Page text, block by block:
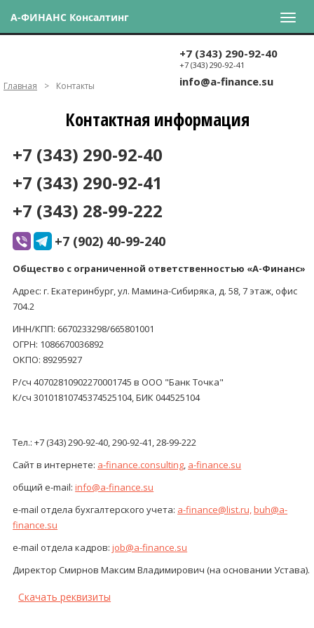
А-ФИНАНС Консалтинг
+7 (343) 290-92-40
+7 (343) 290-92-41
info@a-finance.su
Главная > Контакты
Контактная информация
+7 (343) 290-92-40
+7 (343) 290-92-41
+7 (343) 28-99-222
+7 (902) 40-99-240
Общество с ограниченной ответственностью «А-Финанс»
Адрес: г. Екатеринбург, ул. Мамина-Сибиряка, д. 58, 7 этаж, офис
704.2
ИНН/КПП: 6670233298/665801001
ОГРН: 1086670036892
ОКПО: 89295927
Р/сч 40702810902270001745 в ООО "Банк Точка"
К/сч 30101810745374525104, БИК 044525104
Тел.: +7 (343) 290-92-40, 290-92-41, 28-99-222
Сайт в интернете: a-finance.consulting, a-finance.su
общий e-mail:info@a-finance.su
e-mail отдела бухгалтерского учета: a-finance@list.ru,buh@a-
finance.su
e-mail отдела кадров:job@a-finance.su
Директор Смирнов Максим Владимирович (на основании Устава).
Скачать реквизиты